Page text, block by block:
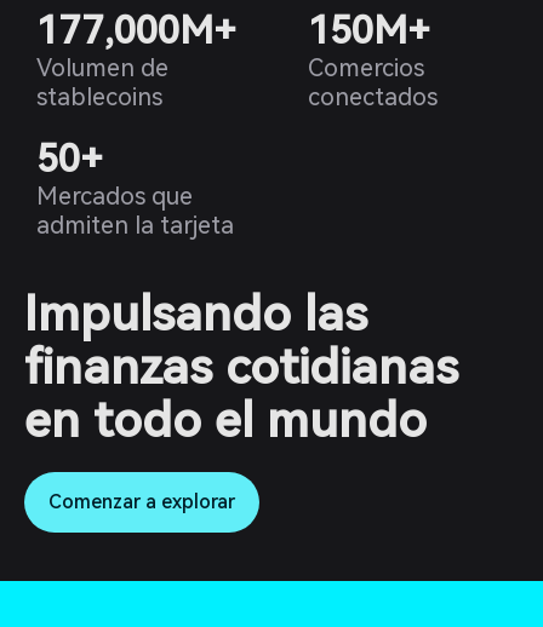
177,000M+
Volumen de
stablecoins
150M+
Comercios
conectados
50+
Mercados que
admiten la tarjeta
Impulsando las
finanzas cotidianas
en todo el mundo
Comenzar a explorar